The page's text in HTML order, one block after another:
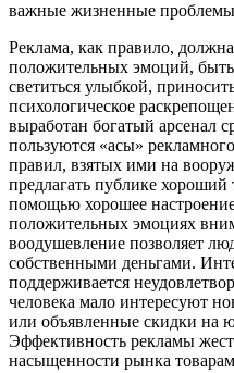
важные жизненные
Реклама, как правило,
положительных эмоций,
светиться улыбкой,
психологическое
выработан богатый арсенал
пользуются «асы»
правил, взятых ими на
предлагать публике хороший
помощью хорошее
положительных эмоциях
воодушевление позволяет
собственными деньгами.
поддерживается
человека мало интересуют
или объявленные скидки на
Эффективность рекламы
насыщенности рынка